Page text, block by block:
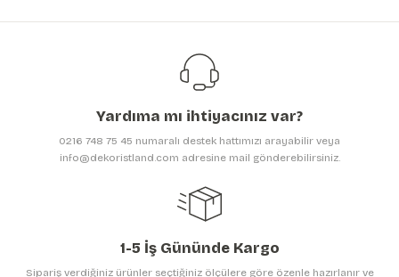
Görüş ve önerileriniz için teşekkür ederiz.
Ürün resmi kalitesiz, bozuk veya görüntülenemiyor.
Ürün bilgilerinde hatalar bulunuyor.
Yardıma mı ihtiyacınız var?
0216 748 75 45 numaralı destek hattımızı arayabilir veya
info@dekoristland.com adresine mail gönderebilirsiniz.
1-5 İş Gününde Kargo
Sipariş verdiğiniz ürünler seçtiğiniz ölçülere göre özenle hazırlanır ve